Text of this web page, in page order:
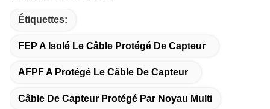
Étiquettes:
FEP A Isolé Le Câble Protégé De Capteur
AFPF A Protégé Le Câble De Capteur
Câble De Capteur Protégé Par Noyau Multi